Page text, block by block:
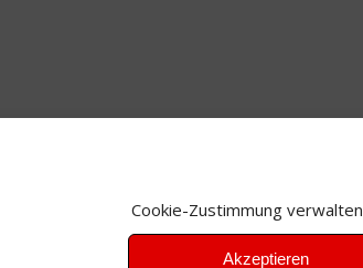
Cookie-Zustimmung verwalten
Akzeptieren